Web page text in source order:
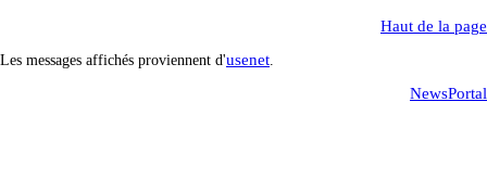
Haut de la page
Les messages affichés proviennent d'usenet
NewsPortal